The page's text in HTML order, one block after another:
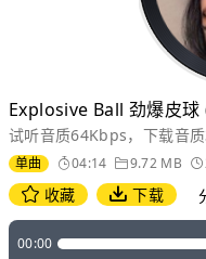
Explosive Ball 劲爆皮
试听音质64Kbps，下载音
单曲 04:14 9.72 MB
收藏 下载
00:00